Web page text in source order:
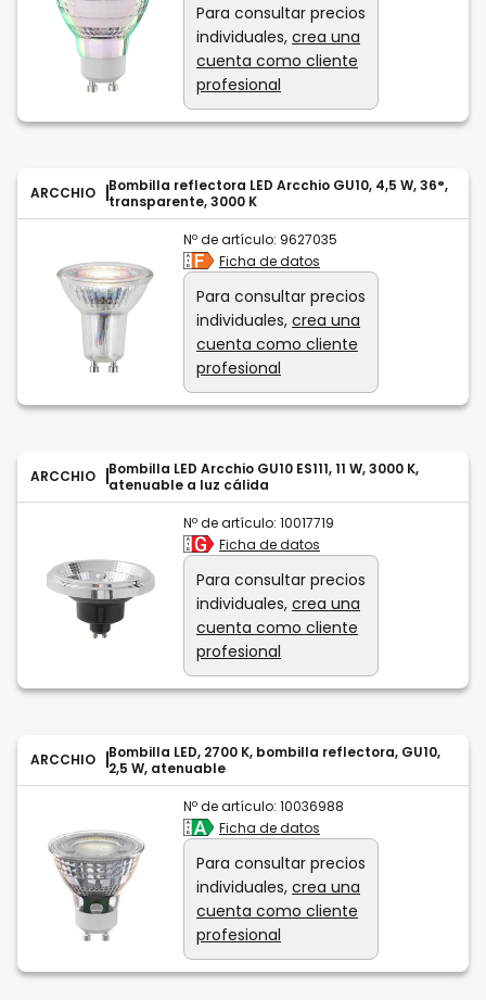
Para consultar precios
individuales, crea una
cuenta como cliente
profesional
ARCCHIO
Bombilla reflectora LED Arcchio GU10, 4,5 W, 36°,
transparente, 3000 K
Nº de artículo: 9627035
Ficha de datos
Para consultar precios
individuales, crea una
cuenta como cliente
profesional
ARCCHIO
Bombilla LED Arcchio GU10 ES111, 11 W, 3000 K,
atenuable a luz cálida
Nº de artículo: 10017719
Ficha de datos
Para consultar precios
individuales, crea una
cuenta como cliente
profesional
ARCCHIO
Bombilla LED, 2700 K, bombilla reflectora, GU10,
2,5 W, atenuable
Nº de artículo: 10036988
Ficha de datos
Para consultar precios
individuales, crea una
cuenta como cliente
profesional